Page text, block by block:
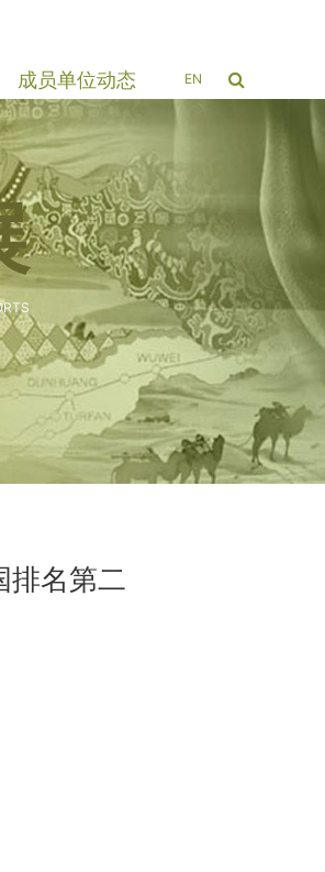
成员单位动态 EN
排名第二